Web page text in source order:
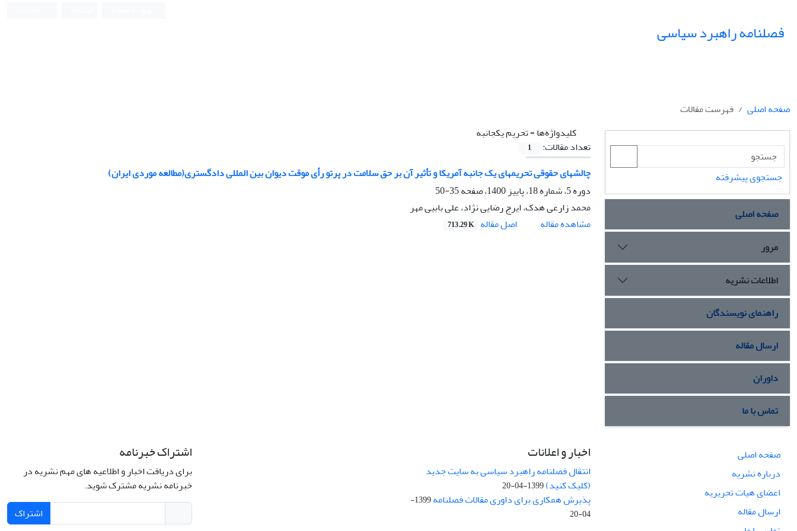
فصلنامه راهبرد سیاسی
صفحه اصلی
فهرست مقالات
کلیدواژه‌ها =تحریم یکجانبه
تعداد مقالات:
1
چالشهای حقوقی تحریمهای یک جانبه آمریکا و تأثیر آن بر حق سلامت در پرتو رأی موقت دیوان بین المللی دادگستری(مطالعه موردی ایران)
دوره 5، شماره 18، پاییز 1400، صفحه
35-50
محمد زارعی هدک، ایرج رضایی نژاد، علی بابیی مهر
مشاهده مقاله
اصل مقاله 713.29 K
جستجوی پیشرفته
صفحه اصلی
مرور
اطلاعات نشریه
راهنمای نویسندگان
ارسال مقاله
داوران
تماس با ما
صفحه اصلی
درباره نشریه
اعضای هیات تحریریه
ارسال مقاله
اخبار و اعلانات
انتقال فصلنامه راهبرد سیاسی به سایت جدید
(کلیک کنید)1399-04-20
پذیرش همکاری برای داوری مقالات فصلنامه
1399-
04-20
اشتراک خبرنامه
برای دریافت اخبار و اطلاعیه های مهم نشریه در
خبرنامه نشریه مشترک شوید.
اشتراک